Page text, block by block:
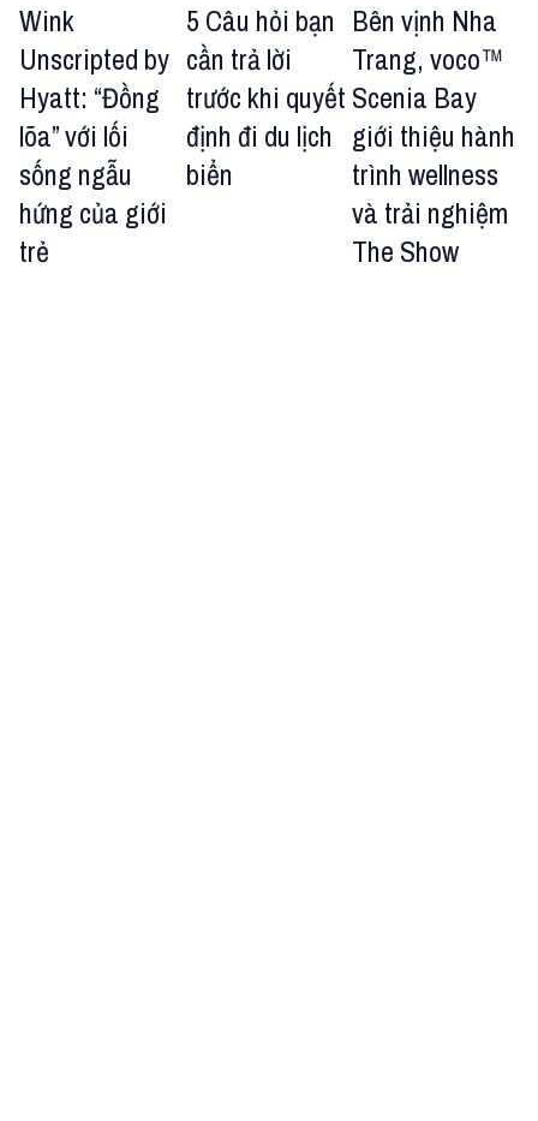
Wink
Unscripted by
Hyatt: “Đồng
lõa” với lối
sống ngẫu
hứng của giới
trẻ
5 Câu hỏi bạn
cần trả lời
trước khi quyết
định đi du lịch
biển
Bên vịnh Nha
Trang, voco™
Scenia Bay
giới thiệu hành
trình wellness
và trải nghiệm
The Show